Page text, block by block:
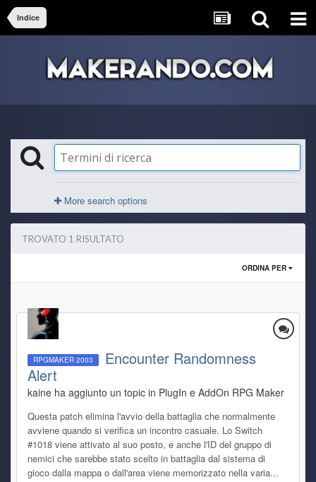
Indice
More search options
TROVATO 1 RISULTATO
ORDINA PER
RPGMAKER 2003
Encounter Randomness
Alert
kaine ha aggiunto un topic in PlugIn e AddOn RPG Maker
Questa patch elimina l'avvio della battaglia che normalmente
avviene quando si verifica un incontro casuale. Lo Switch
#1018 viene attivato al suo posto, e anche l'ID del gruppo di
nemici che sarebbe stato scelto in battaglia dal sistema di
gioco dalla mappa o dall'area viene memorizzato nella varia...